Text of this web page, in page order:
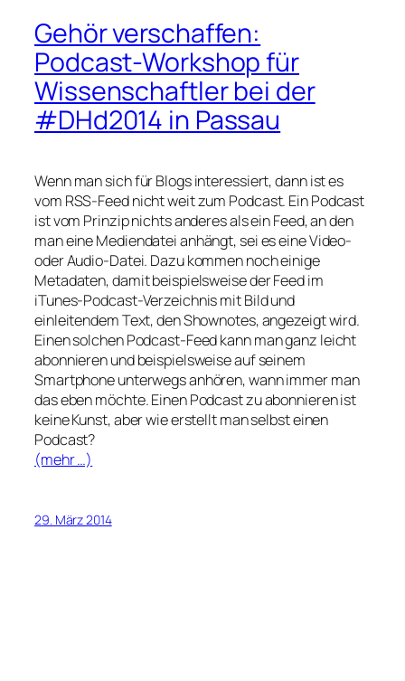
Gehör verschaffen:
Podcast-Workshop für
Wissenschaftler bei der
#DHd2014 in Passau
Wenn man sich für Blogs interessiert, dann ist es
vom RSS-Feed nicht weit zum Podcast. Ein Podcast
ist vom Prinzip nichts anderes als ein Feed, an den
man eine Mediendatei anhängt, sei es eine Video-
oder Audio-Datei. Dazu kommen noch einige
Metadaten, damit beispielsweise der Feed im
iTunes-Podcast-Verzeichnis mit Bild und
einleitendem Text, den Shownotes, angezeigt wird.
Einen solchen Podcast-Feed kann man ganz leicht
abonnieren und beispielsweise auf seinem
Smartphone unterwegs anhören, wann immer man
das eben möchte. Einen Podcast zu abonnieren ist
keine Kunst, aber wie erstellt man selbst einen
Podcast?
(mehr …)
29. März 2014